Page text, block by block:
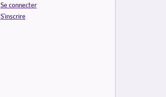
Se connecter
S'inscrire